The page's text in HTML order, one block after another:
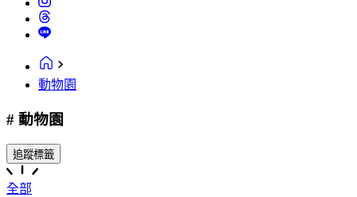
動物園
# 動物園
追蹤標籤
全部